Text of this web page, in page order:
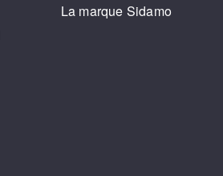
La marque Sidamo